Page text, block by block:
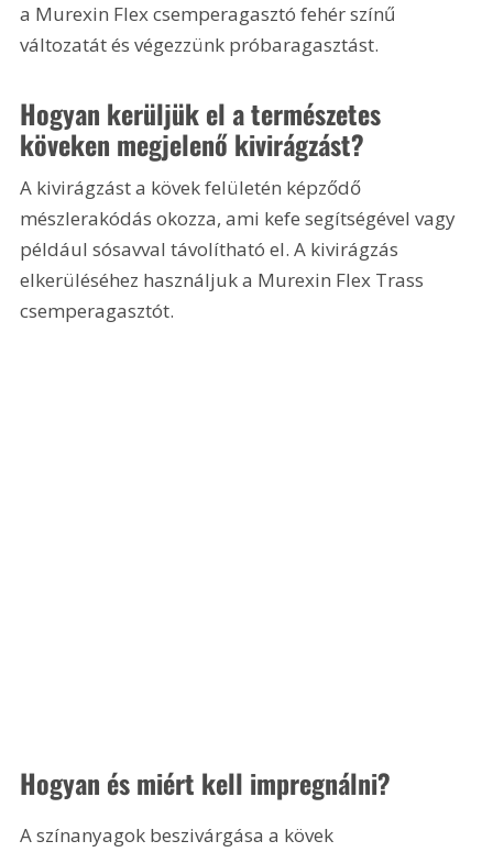
a Murexin Flex csemperagasztó fehér színű
változatát és végezzünk próbaragasztást.
Hogyan kerüljük el a természetes
köveken megjelenő kivirágzást?
A kivirágzást a kövek felületén képződő
mészlerakódás okozza, ami kefe segítségével vagy
például sósavval távolítható el. A kivirágzás
elkerüléséhez használjuk a Murexin Flex Trass
csemperagasztót.
Hogyan és miért kell impregnálni?
A színanyagok beszivárgása a kövek